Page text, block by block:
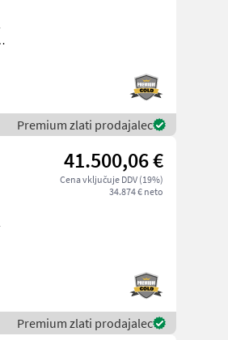
Premium zlati prodajalec
41.500,06 €
Cena vključuje DDV (19%)
34.874 € neto
Premium zlati prodajalec